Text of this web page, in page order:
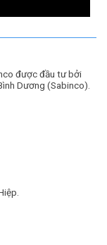
được đầu tư bởi
Dương (Sabinco).